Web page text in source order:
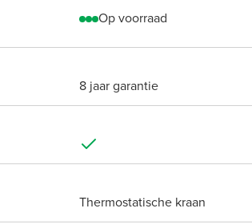
Op voorraad
8 jaar garantie
Thermostatische kraan